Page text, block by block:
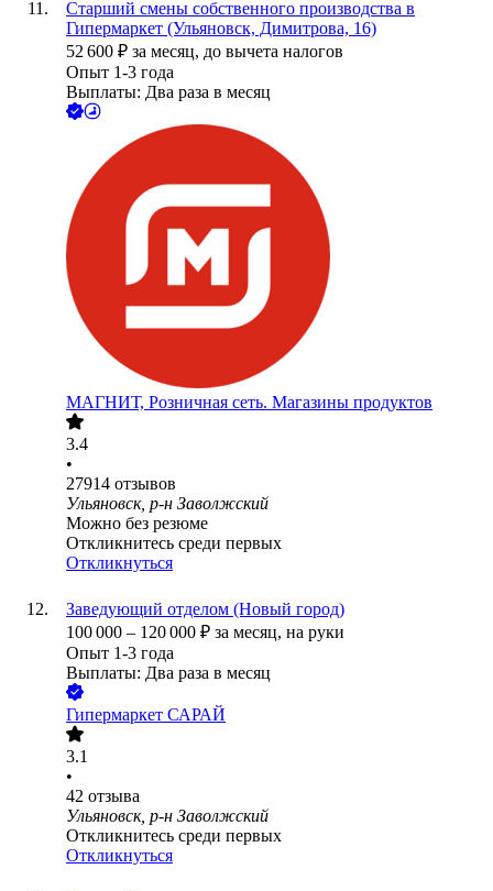
Старший смены собственного производства в
Гипермаркет (Ульяновск, Димитрова, 16)
52 600 ₽ за месяц, до вычета налогов
Опыт 1-3 года
Выплаты: Два раза в месяц
МАГНИТ, Розничная сеть. Магазины продуктов
3.4
•
27914 отзывов
Ульяновск, р-н Заволжский
Можно без резюме
Откликнитесь среди первых
Откликнуться
Заведующий отделом (Новый город)
100 000 – 120 000 ₽ за месяц, на руки
Опыт 1-3 года
Выплаты: Два раза в месяц
Гипермаркет САРАЙ
3.1
•
42 отзыва
Ульяновск, р-н Заволжский
Откликнитесь среди первых
Откликнуться